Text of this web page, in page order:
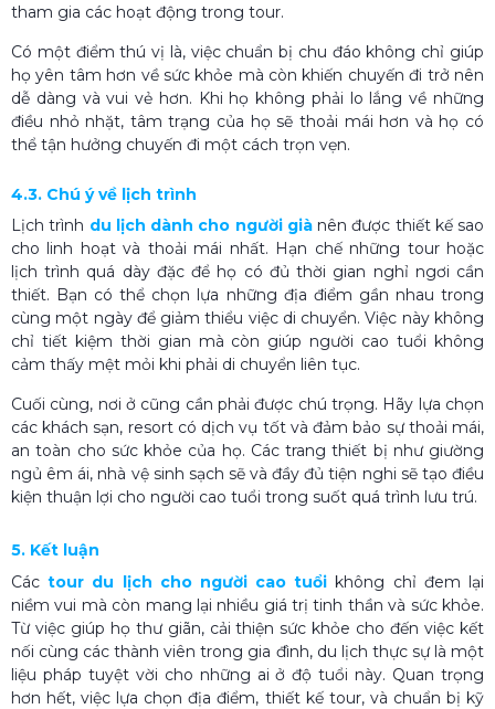
tham gia các hoạt động trong tour.
Có một điểm thú vị là, việc chuẩn bị chu đáo không chỉ giúp
họ yên tâm hơn về sức khỏe mà còn khiến chuyến đi trở nên
dễ dàng và vui vẻ hơn. Khi họ không phải lo lắng về những
điều nhỏ nhặt, tâm trạng của họ sẽ thoải mái hơn và họ có
thể tận hưởng chuyến đi một cách trọn vẹn.
4.3. Chú ý về lịch trình
Lịch trình du lịch dành cho người già nên được thiết kế sao
cho linh hoạt và thoải mái nhất. Hạn chế những tour hoặc
lịch trình quá dày đặc để họ có đủ thời gian nghỉ ngơi cần
thiết. Bạn có thể chọn lựa những địa điểm gần nhau trong
cùng một ngày để giảm thiểu việc di chuyển. Việc này không
chỉ tiết kiệm thời gian mà còn giúp người cao tuổi không
cảm thấy mệt mỏi khi phải di chuyển liên tục.
Cuối cùng, nơi ở cũng cần phải được chú trọng. Hãy lựa chọn
các khách sạn, resort có dịch vụ tốt và đảm bảo sự thoải mái,
an toàn cho sức khỏe của họ. Các trang thiết bị như giường
ngủ êm ái, nhà vệ sinh sạch sẽ và đầy đủ tiện nghi sẽ tạo điều
kiện thuận lợi cho người cao tuổi trong suốt quá trình lưu trú.
5. Kết luận
Các tour du lịch cho người cao tuổi không chỉ đem lại
niềm vui mà còn mang lại nhiều giá trị tinh thần và sức khỏe.
Từ việc giúp họ thư giãn, cải thiện sức khỏe cho đến việc kết
nối cùng các thành viên trong gia đình, du lịch thực sự là một
liệu pháp tuyệt vời cho những ai ở độ tuổi này. Quan trọng
hơn hết, việc lựa chọn địa điểm, thiết kế tour, và chuẩn bị kỹ